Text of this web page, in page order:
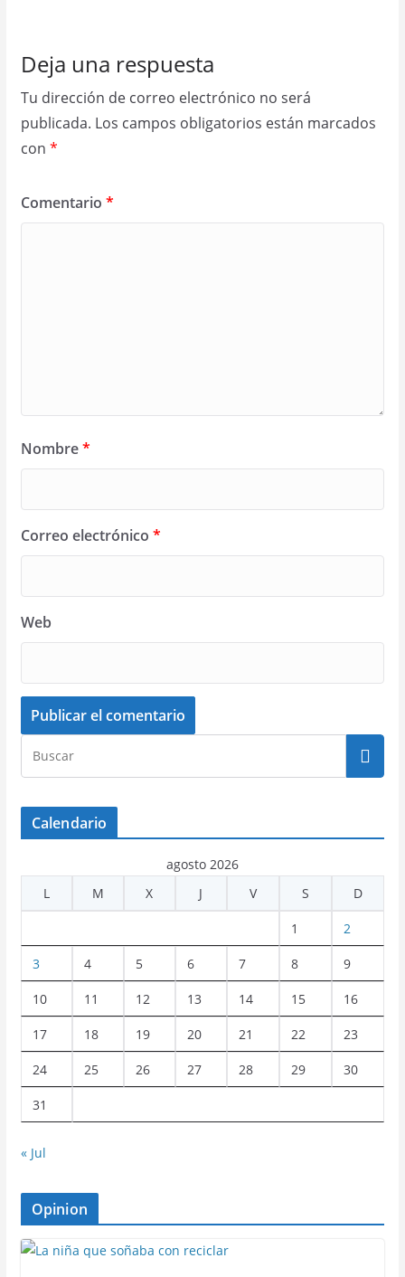
Deja una respuesta
Tu dirección de correo electrónico no será
publicada. Los campos obligatorios están marcados
con *
Comentario *
Nombre*
Correo electrónico *
Web
Calendario
agosto 2026
L
M X J V S D
1 2
3 4 5 6 7 8 9
10 11 12 13 14 15 16
17 18 19 20 21 22 23
24 25 26 27 28 29 30
31
« Jul
Opinion